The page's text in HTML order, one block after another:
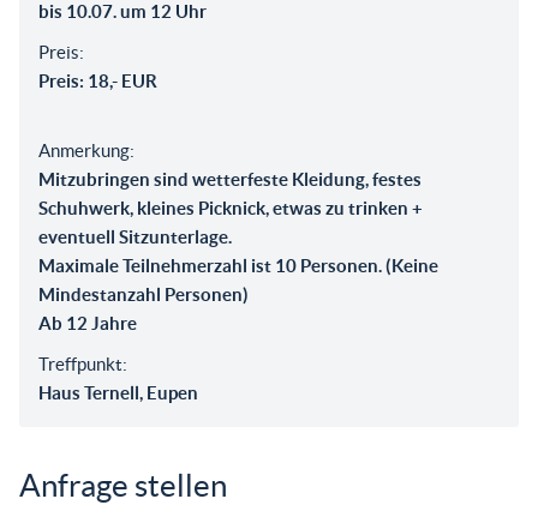
bis 10.07. um 12 Uhr
Preis:
Preis: 18,- EUR
Anmerkung:
Mitzubringen sind wetterfeste Kleidung, festes
Schuhwerk, kleines Picknick, etwas zu trinken +
eventuell Sitzunterlage.
Maximale Teilnehmerzahl ist 10 Personen. (Keine
Mindestanzahl Personen)
Ab 12 Jahre
Treffpunkt:
Haus Ternell, Eupen
Anfrage stellen